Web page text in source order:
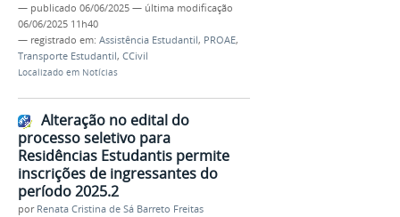
— publicado 06/06/2025 — última modificação
06/06/2025 11h40
— registrado em: Assistência Estudantil, PROAE,
Transporte Estudantil, CCivil
Localizado em Notícias
Alteração no edital do
processo seletivo para
Residências Estudantis permite
inscrições de ingressantes do
período 2025.2
por Renata Cristina de Sá Barreto Freitas